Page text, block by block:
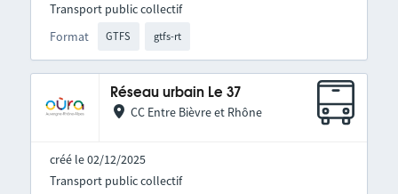
Format GTFS gtfs-rt
Transport public collectif
Réseau urbain Le 37
CC Entre Bièvre et Rhône
créé le 02/12/2025
Transport public collectif